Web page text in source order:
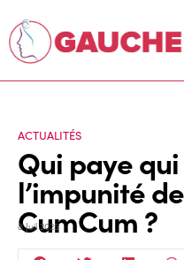
ACTUALITÉS
Qui paye
l’impunité
CumCum ?
8 Juil 2025